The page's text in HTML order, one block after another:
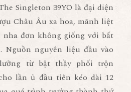
Singleton 39YO là đại diện
Châu Âu xa hoa, mãnh liệt
nha đơn không giống với bất
Nguồn nguyên liệu đầu vào
từ bật thầy phối trộn
lần ủ đầu tiên kéo dài 12